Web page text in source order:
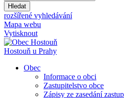
Hledat
rozšířené vyhledávání
Mapa webu
Vytisknout
Hostouň u Prahy
Obec
Informace o obci
Zastupitelstvo obce
Zápisy ze zasedání